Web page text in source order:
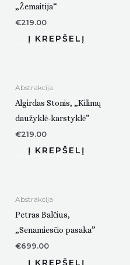
„Žemaitija“
€219.00
Abstrakcija
Algirdas Stonis, „Kilimų
daužyklė-karstyklė”
€219.00
Abstrakcija
Petras Balčius,
„Senamiesčio pasaka”
€699.00